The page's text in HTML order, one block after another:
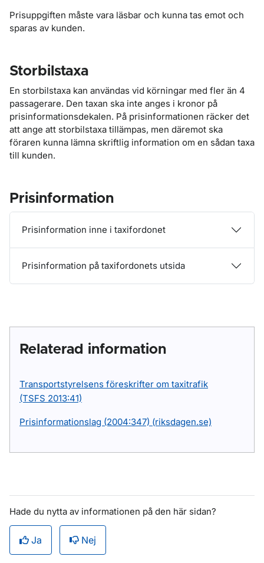
Prisuppgiften måste vara läsbar och kunna tas emot och
sparas av kunden.
Storbilstaxa
En storbilstaxa kan användas vid körningar med fler än 4
passagerare. Den taxan ska inte anges i kronor på
prisinformationsdekalen. På prisinformationen räcker det
att ange att storbilstaxa tillämpas, men däremot ska
föraren kunna lämna skriftlig information om en sådan taxa
till kunden.
Prisinformation
Prisinformation inne i taxifordonet
Prisinformation på taxifordonets utsida
Relaterad information
Transportstyrelsens föreskrifter om taxitrafik
(TSFS 2013:41)
Prisinformationslag (2004:347) (riksdagen.se)
Hade du nytta av informationen på den här sidan?
Ja Nej